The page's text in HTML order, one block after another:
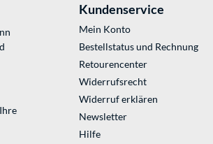
Kundenservice
Mein Konto
Bestellstatus und Rechnung
Retourencenter
Widerrufsrecht
Widerruf erklären
Newsletter
Hilfe